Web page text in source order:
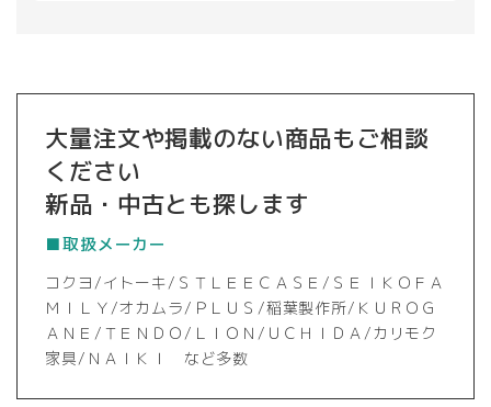
大量注文や掲載のない商品もご相談
ください
新品・中古とも探します
■取扱メーカー
コクヨ/イトーキ/ＳＴＬＥＥＣＡＳＥ/ＳＥＩＫＯＦＡ
ＭＩＬＹ/オカムラ/ＰＬＵＳ/稲葉製作所/ＫＵＲＯＧ
ＡＮＥ/ＴＥＮＤＯ/ＬＩＯＮ/ＵＣＨＩＤＡ/カリモク
家具/ＮＡＩＫＩ など多数